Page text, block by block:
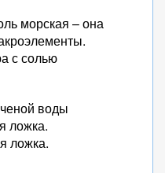
морская – она
с солью
воды
ложка.
ложка.